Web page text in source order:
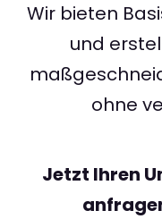
Wir bieten
und
ohne
Jetzt Ihren